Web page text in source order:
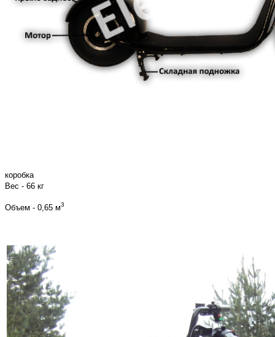
коробка
Вес - 66 кг
Объем - 0,65 м3